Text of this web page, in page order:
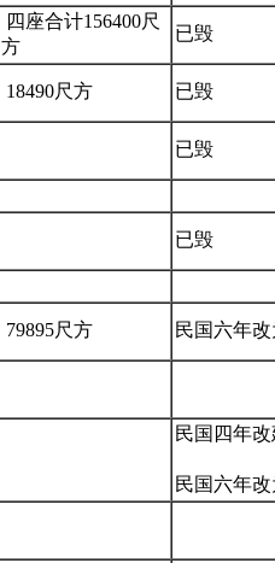
四座合计156400尺
方
已毁
18490尺方 已毁
已毁
已毁
79895尺方 民国六年
民国四年
民国六年